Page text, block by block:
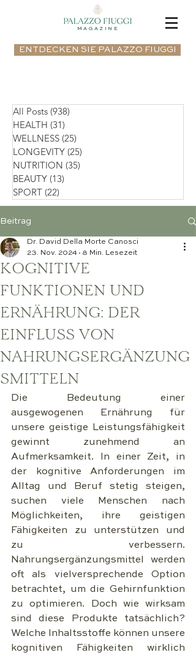
MAGAZINE
ENTDECKEN SIE PALAZZO FIUGGI
All Posts (938)
HEALTH (31)
WELLNESS (25)
LONGEVITY (25)
NUTRITION (35)
BEAUTY (13)
SPORT (22)
Beitrag
KOGNITIVE
FUNKTIONEN UND
ERNÄHRUNG: DER
EINFLUSS VON
NAHRUNGSERGÄNZUNG
SMITTELN
Dr. David Della Morte Canosci
23. Nov. 2024
8 Min. Lesezeit
Die Bedeutung einer
ausgewogenen Ernährung für
unsere geistige Leistungsfähigkeit
gewinnt zunehmend an
Aufmerksamkeit. In einer Zeit, in
der kognitive Anforderungen im
Alltag und Beruf stetig steigen,
suchen viele Menschen nach
Möglichkeiten, ihre geistigen
Fähigkeiten zu unterstützen und
zu verbessern.
Nahrungsergänzungsmittel werden
oft als vielversprechende Option
betrachtet, um die Gehirnfunktion
zu optimieren. Doch wie wirksam
sind diese Produkte tatsächlich?
Welche Inhaltsstoffe können unsere
kognitiven Fähigkeiten wirklich